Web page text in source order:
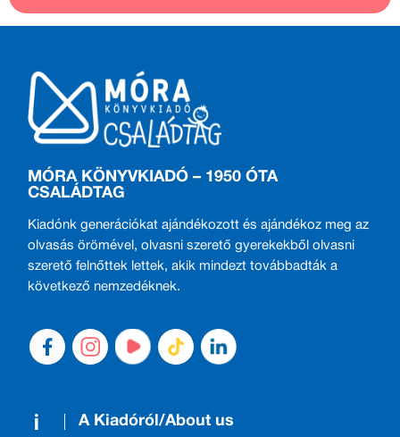
MÓRA KÖNYVKIADÓ – 1950 ÓTA
CSALÁDTAG
Kiadónk generációkat ajándékozott és ajándékoz meg az
olvasás örömével, olvasni szerető gyerekekből olvasni
szerető felnőttek lettek, akik mindezt továbbadták a
következő nemzedéknek.
A Kiadóról/About us